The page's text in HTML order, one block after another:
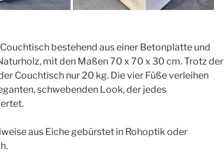
bestehend aus einer Betonplatte und
mit den Maßen 70 x 70 x 30 cm. Trotz der
Couchtisch nur 20 kg. Die vier Füße verleihen
schwebenden Look, der jedes
aus Eiche gebürstet in Rohoptik oder